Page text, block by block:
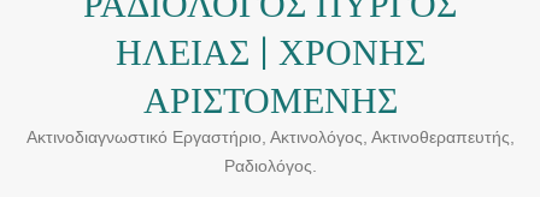
ΗΛΕΙΑΣ | ΧΡΟΝΗΣ
ΑΡΙΣΤΟΜΕΝΗΣ
Ακτινοδιαγνωστικό Εργαστήριο, Ακτινολόγος, Ακτινοθεραπευτής,
Ραδιολόγος.